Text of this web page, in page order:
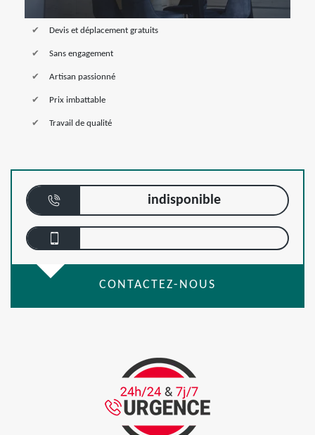
Devis et déplacement gratuits
Sans engagement
Artisan passionné
Prix imbattable
Travail de qualité
indisponible
CONTACTEZ-NOUS